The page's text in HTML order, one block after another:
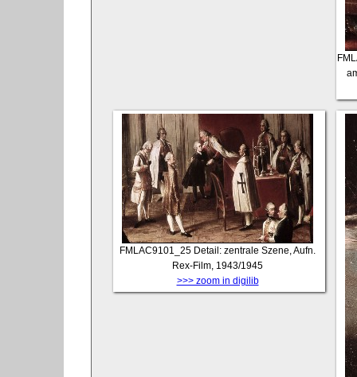
FMLAC9101_25 Detail: zentrale Szene, Aufn.
Rex-Film, 1943/1945
>>> zoom in digilib